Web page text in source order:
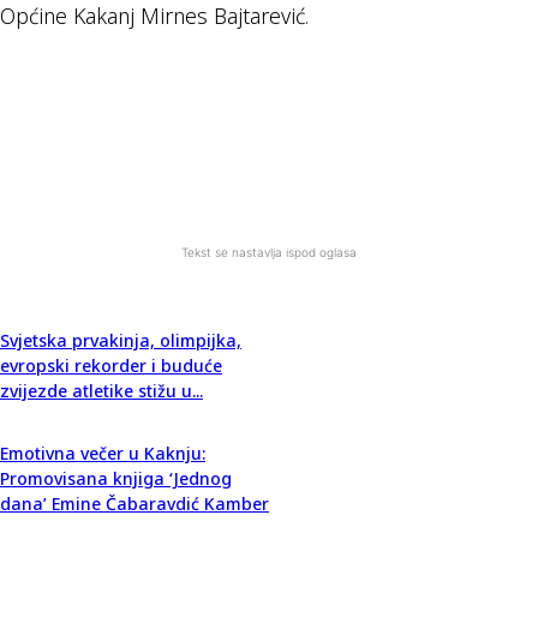
Općine Kakanj Mirnes Bajtarević.
Tekst se nastavlja ispod oglasa
Svjetska prvakinja, olimpijka,
evropski rekorder i buduće
zvijezde atletike stižu u...
Emotivna večer u Kaknju:
Promovisana knjiga ‘Jednog
dana’ Emine Čabaravdić Kamber